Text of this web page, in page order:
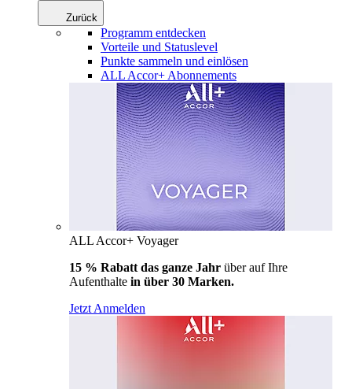
Zurück
Programm entdecken
Vorteile und Statuslevel
Punkte sammeln und einlösen
ALL Accor+ Abonnements
ALL Accor+ Voyager
15 % Rabatt das ganze Jahr über auf Ihre
Aufenthalte in über 30 Marken.
Jetzt Anmelden